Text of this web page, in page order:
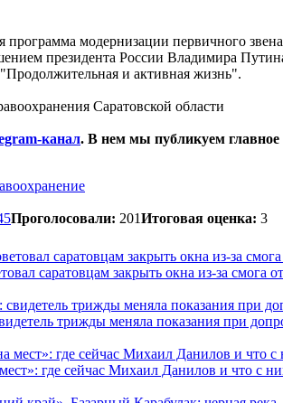
модернизации первичного
президента России Владимира
и активная жизнь".
Саратовской области
канал. В нем мы публикуем
5Проголосовали: 201Итоговая оценка: 3
саратовцам закрыть окна из-за смога
трижды меняла показания при
где сейчас Михаил Данилов и что с